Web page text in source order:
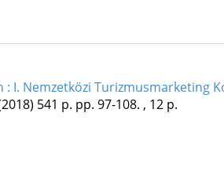
: I. Nemzetközi Turizmusmarketing
541 p. pp. 97-108. , 12 p.